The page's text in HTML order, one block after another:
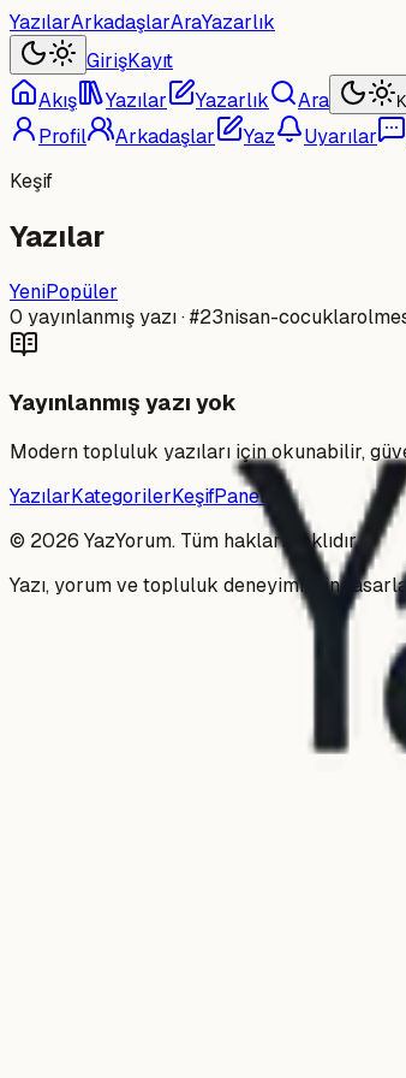
YazılarArkadaşlarAraYazarlık
GirişKayıt
Akış
Yazılar Yazarlık Ara
Profil Arkadaşlar Yaz Uyarılar
Keşif
Yazılar
YeniPopüler
0 yayınlanmış yazı· #23nisan-
Yayınlanmış yazı yok
Modern topluluk yazıları için okunabilir,
YazılarKategorilerKeşifPanel
© 2026 YazYorum. Tüm hakları saklıdır.
Yazı, yorum ve topluluk deneyimi için